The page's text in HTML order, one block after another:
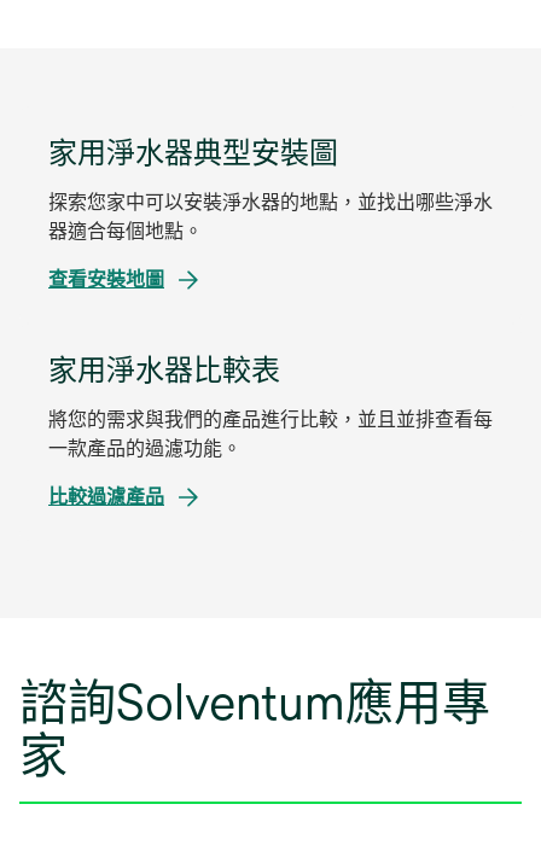
家用淨水器典型安裝圖
探索您家中可以安裝淨水器的地點，並找出哪些淨水
器適合每個地點。
查看安裝地圖在
籤
開
啟
家用淨水器比較表
將您的需求與我們的產品進行比較，並且並排查看每
一款產品的過濾功能。
比較過濾產品在
諮詢Solventum應用專
家